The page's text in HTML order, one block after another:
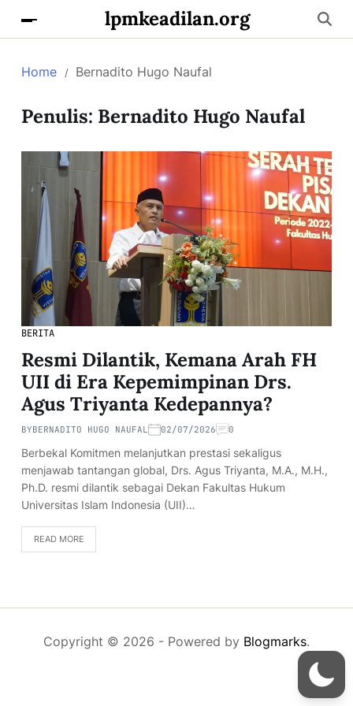
lpmkeadilan.org
Home Bernadito Hugo Naufal
Penulis: Bernadito Hugo Naufal
BERITA
Resmi Dilantik, Kemana Arah FH
UII di Era Kepemimpinan Drs.
Agus Triyanta Kedepannya?
BYBERNADITO HUGO NAUFAL 02/07/2026 0
Berbekal Komitmen melanjutkan prestasi sekaligus
menjawab tantangan global, Drs. Agus Triyanta, M.A., M.H.,
Ph.D. resmi dilantik sebagai Dekan Fakultas Hukum
Universitas Islam Indonesia (UII)…
READ MORE
Copyright © 2026 - Powered by Blogmarks.